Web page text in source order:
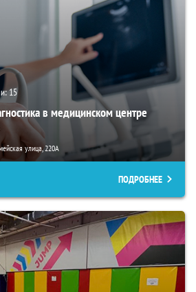
15
в медицинском центре
улица, 220А
ПОДРОБНЕЕ